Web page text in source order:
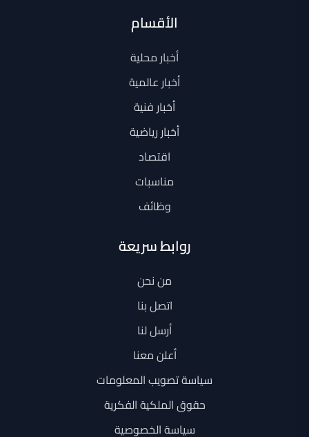
الأقسام
أخبار محلية
أخبار عالمية
أخبار فنية
أخبار رياضية
اقتصاد
مناسبات
وظائف
روابط سريعة
من نحن
اتصل بنا
أرسل لنا
أعلن معنا
سياسة تصويب المعلومات
حقوق الملكية الفكرية
سياسة الخصوصية